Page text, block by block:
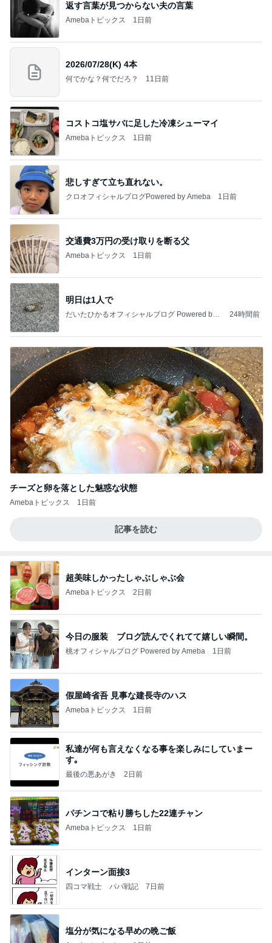
返す言葉が見つからない夫の言葉
Amebaトピックス 1日前
2026/07/28(K) 4本
何でかな？何でだろ？ 11日前
コストコ塩サバに足した冷凍シューマイ
Amebaトピックス 1日前
悲しすぎて立ち直れない。
クロオフィシャルブログPowered by Ameba 1日前
交通費3万円の受け取りを断る父
Amebaトピックス 1日前
明日は1人で
だいたひかるオフィシャルブログ Powered by
24時間前
チーズと卵を落とした魅惑な状態
Amebaトピックス 1日前
記事を読む
超美味しかったしゃぶしゃぶ会
Amebaトピックス 2日前
今日の服装 ブログ読んでくれてて嬉しい瞬間。
桃オフィシャルブログ Powered by Ameba 1日前
假屋崎省吾 見事な建長寺のハス
Amebaトピックス 1日前
私達が何も言えなくなる事を楽しみにしていまー
す｡
最後の悪あがき 2日前
パチンコで粘り勝ちした22連チャン
Amebaトピックス 1日前
インターン面接3
四コマ戦士 パパ戦記 7日前
塩分が気になる早めの晩ご飯